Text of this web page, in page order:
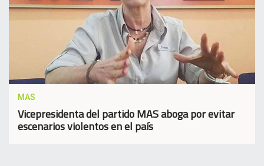
MAS
Vicepresidenta del partido MAS aboga por evitar
escenarios violentos en el país